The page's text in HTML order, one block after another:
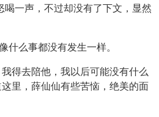
喝一声，不过却没有了下文，显然
什么事都没有发生一样。
得去陪他，我以后可能没有什么
里，薛仙仙有些苦恼，绝美的面